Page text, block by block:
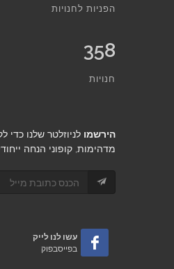
הפניות לחנויות
358
חנויות
הירשמו לניוזלטר שלנו
מדהימות, קופוני הנחה
עשו לנו לייק
בפייסבפוק